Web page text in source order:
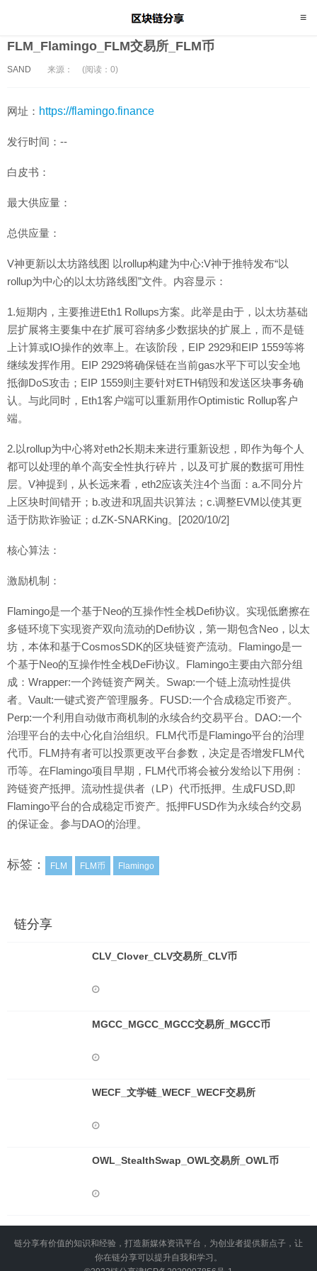
FLM_Flamingo_FLM交易所_FLM币
SAND 来源： (阅读：0)
网址： https://flamingo.finance
发行时间：--
白皮书：
最大供应量：
总供应量：
V神更新以太坊路线图 以rollup构建为中心:V神于推特发布“以
rollup为中心的以太坊路线图”文件。内容显示：
1.短期内，主要推进Eth1 Rollups方案。此举是由于，以太坊基础
层扩展将主要集中在扩展可容纳多少数据块的扩展上，而不是链
上计算或IO操作的效率上。在该阶段，EIP 2929和EIP 1559等将
继续发挥作用。EIP 2929将确保链在当前gas水平下可以安全地
抵御DoS攻击；EIP 1559则主要针对ETH销毁和发送区块事务确
认。与此同时，Eth1客户端可以重新用作Optimistic Rollup客户
端。
2.以rollup为中心将对eth2长期未来进行重新设想，即作为每个人
都可以处理的单个高安全性执行碎片，以及可扩展的数据可用性
层。V神提到，从长远来看，eth2应该关注4个当面：a.不同分片
上区块时间错开；b.改进和巩固共识算法；c.调整EVM以使其更
适于防欺诈验证；d.ZK-SNARKing。[2020/10/2]
核心算法：
激励机制：
Flamingo是一个基于Neo的互操作性全栈Defi协议。实现低磨擦在
多链环境下实现资产双向流动的Defi协议，第一期包含Neo，以太
坊，本体和基于CosmosSDK的区块链资产流动。Flamingo是一
个基于Neo的互操作性全栈DeFi协议。Flamingo主要由六部分组
成：Wrapper:一个跨链资产网关。Swap:一个链上流动性提供
者。Vault:一键式资产管理服务。FUSD:一个合成稳定币资产。
Perp:一个利用自动做市商机制的永续合约交易平台。DAO:一个
治理平台的去中心化自治组织。FLM代币是Flamingo平台的治理
代币。FLM持有者可以投票更改平台参数，决定是否增发FLM代
币等。在Flamingo项目早期，FLM代币将会被分发给以下用例：
跨链资产抵押。流动性提供者（LP）代币抵押。生成FUSD,即
Flamingo平台的合成稳定币资产。抵押FUSD作为永续合约交易
的保证金。参与DAO的治理。
标签： FLM FLM币 Flamingo
链分享
CLV_Clover_CLV交易所_CLV币
MGCC_MGCC_MGCC交易所_MGCC币
WECF_文学链_WECF_WECF交易所
OWL_StealthSwap_OWL交易所_OWL币
链分享有价值的知识和经验，打造新媒体资讯平台，为创业者提供新点子，让
你在链分享可以提升自我和学习。